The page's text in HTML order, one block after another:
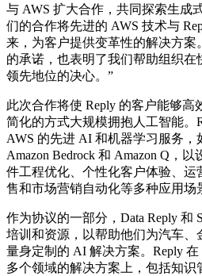
与 AWS 扩大合作，共同探索生成
们的合作将先进的 AWS 技术与
来，为客户提供变革性的解决方
的承诺，也表明了我们帮助组织
领先地位的决心。”
此次合作将使 Reply 的客户能够高
简化的方式大规模拥抱人工智能。
AWS 的先进 AI 和机器学习服务，
Amazon Bedrock 和 Amazon Q，
件工程优化、个性化客户体验、运
售和市场营销自动化等多种应用场
作为协议的一部分，Data Reply 和
培训和资源，以帮助他们为汽车
量身定制的 AI 解决方案。Reply
多个领域的解决方案上，包括知识